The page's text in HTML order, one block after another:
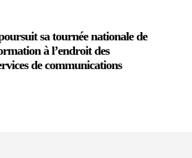
sa tournée nationale de
à l’endroit des
de communications